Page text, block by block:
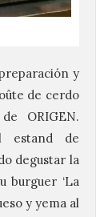
y
de cerdo
ORIGEN.
estand de
degustar la
burguer ‘La
y yema al